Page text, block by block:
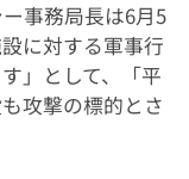
事務局長は6月5
に対する軍事行
」として、「平
攻撃の標的とさ